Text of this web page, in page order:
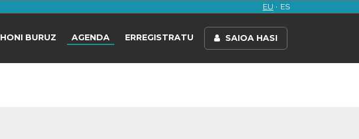
EU ES
HONI BURUZ AGENDA ERREGISTRATU SAIOA HASI